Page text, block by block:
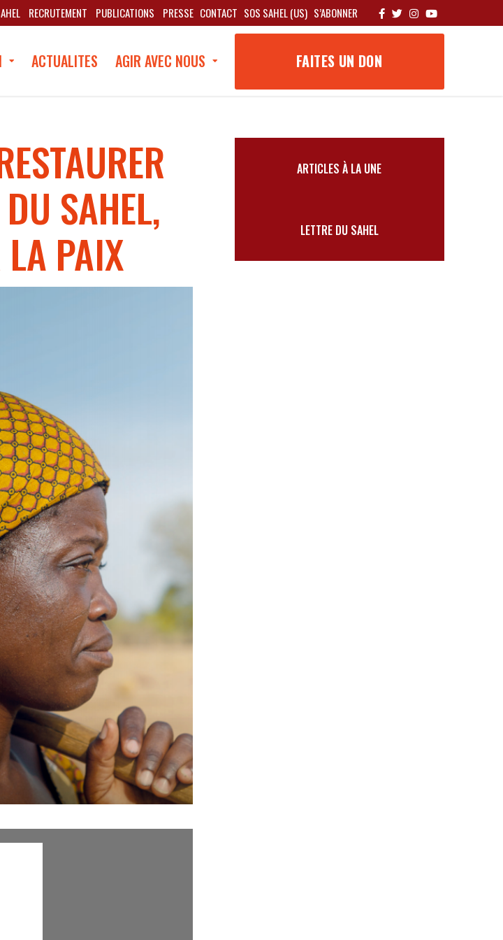
RECRUTEMENT PUBLICATIONS PRESSE CONTACT SOS SAHEL (US) S’ABONNER
ACTUALITES AGIR AVEC NOUS FAITES UN DON
SAHEL,
PAIX
ARTICLES À LA UNE
LETTRE DU SAHEL